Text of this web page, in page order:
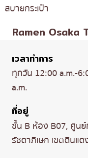
สบายกระเป๋า
Ramen Osaka
เวลาทำการ
ทุกวัน 12:00 a.m.-
a.m.
ที่อยู่
ชั้น B ห้อง B07, ศูนย์
รัชดาภิเษก เขตดินแ